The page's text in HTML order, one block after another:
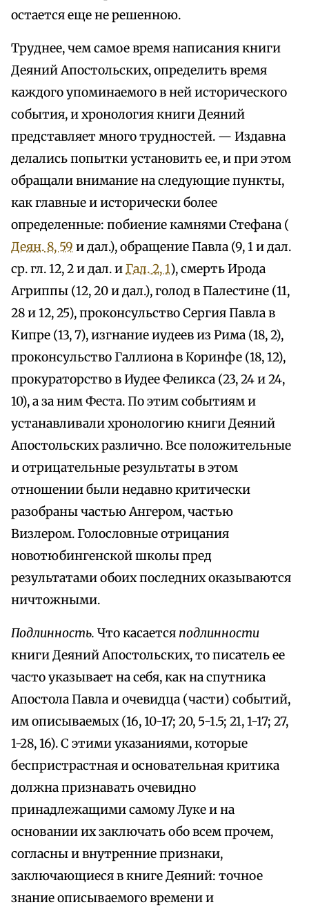
остается еще не решенною.
Труднее, чем самое время написания книги
Деяний Апостольских, определить время
каждого упоминаемого в ней исторического
события, и хронология книги Деяний
представляет много трудностей. — Издавна
делались попытки установить ее, и при этом
обращали внимание на следующие пункты,
как главные и исторически более
определенные: побиение камнями Стефана (
Деян. 8, 59 и дал.), обращение Павла (9, 1 и дал.
ср. гл. 12, 2 и дал. иГал. 2, 1), смерть Ирода
Агриппы (12, 20 и дал.), голод в Палестине (11,
28 и 12, 25), проконсульство Сергия Павла в
Кипре (13, 7), изгнание иудеев из Рима (18, 2),
проконсульство Галлиона в Коринфе (18, 12),
прокураторство в Иудее Феликса (23, 24 и 24,
10), а за ним Феста. По этим событиям и
устанавливали хронологию книги Деяний
Апостольских различно. Все положительные
и отрицательные результаты в этом
отношении были недавно критически
разобраны частью Ангером, частью
Визлером. Голословные отрицания
новотюбингенской школы пред
результатами обоих последних оказываются
ничтожными.
Подлинность. Что касается подлинности
книги Деяний Апостольских, то писатель ее
часто указывает на себя, как на спутника
Апостола Павла и очевидца (части) событий,
им описываемых (16, 10-17; 20, 5-1.5; 21, 1-17; 27,
1-28, 16). С этими указаниями, которые
беспристрастная и основательная критика
должна признавать очевидно
принадлежащими самому Луке и на
основании их заключать обо всем прочем,
согласны и внутренние признаки,
заключающиеся в книге Деяний: точное
знание описываемого времени и